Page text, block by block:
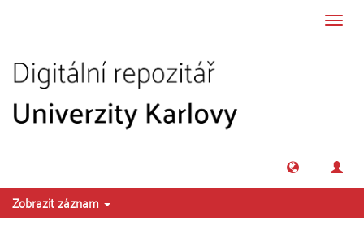
Zobrazit záznam